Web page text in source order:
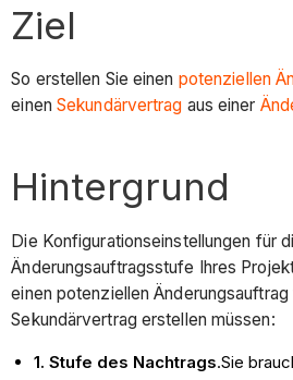
Ziel
So erstellen Sie einen potenziellen
einen Sekundärvertrag aus einer
Hintergrund
Die Konfigurationseinstellungen für
Änderungsauftragsstufe Ihres
einen potenziellen Änderungsauftrag
Sekundärvertrag erstellen müssen:
1. Stufe des Nachtrags.Sie